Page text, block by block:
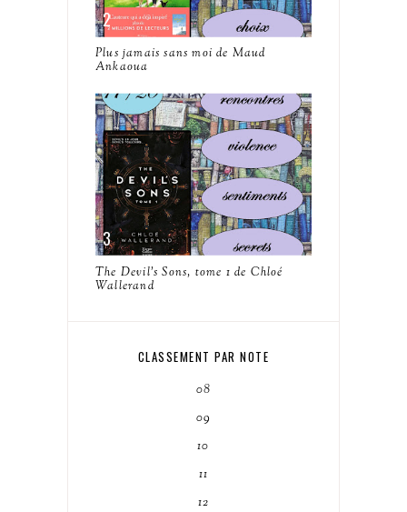
Plus jamais sans moi de Maud
Ankaoua
The Devil's Sons, tome 1 de Chloé
Wallerand
CLASSEMENT PAR NOTE
08
09
10
11
12